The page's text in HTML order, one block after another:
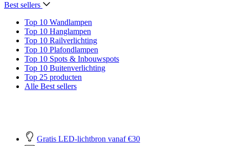
Best sellers
Top 10 Wandlampen
Top 10 Hanglampen
Top 10 Railverlichting
Top 10 Plafondlampen
Top 10 Spots & Inbouwspots
Top 10 Buitenverlichting
Top 25 producten
Alle Best sellers
Gratis LED-lichtbron vanaf €30